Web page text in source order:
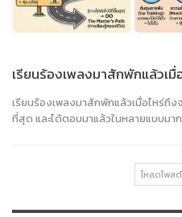
เรียนร้องเพลงมาสักพักแล้วเมื่
เรียนร้องเพลงมาสักพักแล้วเมื่อไหร่ถึง
ที่สุด และได้ตอบมาแล้วในหลายแบบมา
โหลดโพส